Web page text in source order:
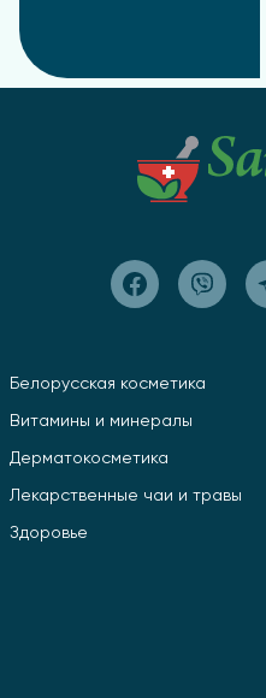
Белорусская косметика
Витамины и минералы
Дерматокосметика
Лекарственные чаи и травы
Здоровье